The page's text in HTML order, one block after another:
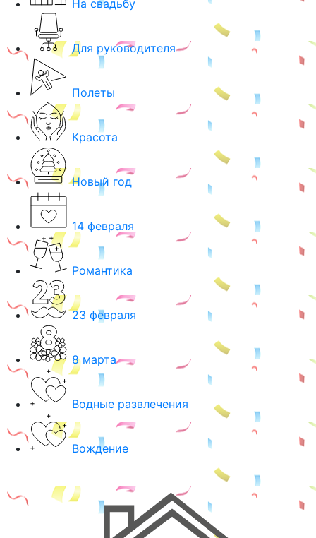
На свадьбу
Для руководителя
Полеты
Красота
Новый год
14 февраля
Романтика
23 февраля
8 марта
Водные развлечения
Вождение